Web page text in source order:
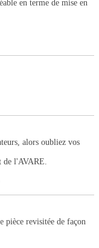
en terme de mise en
alors oubliez vos
de l'AVARE.
pièce revisitée de façon